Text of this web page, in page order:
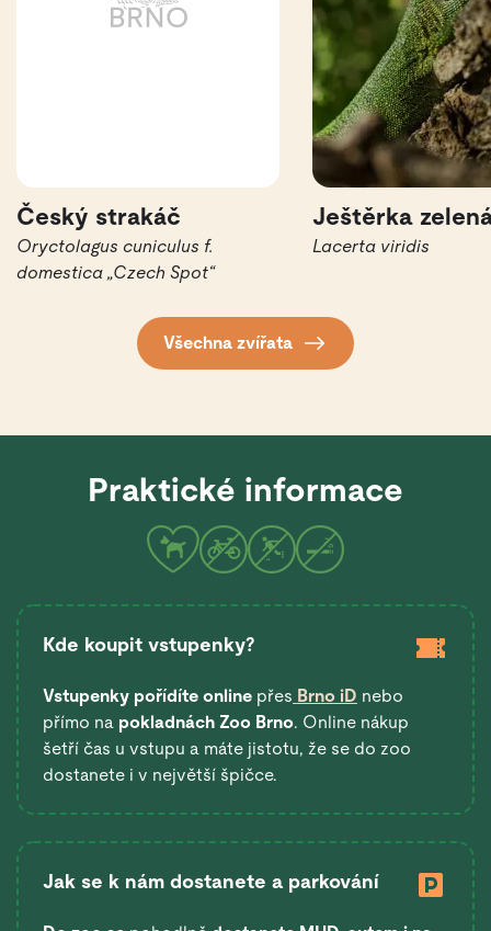
Český strakáč
Oryctolagus cuniculus f.
domestica „Czech Spot“
Ještěrka
Lacerta viridis
Všechna zvířata
Praktické informace
Kde koupit vstupenky?
Vstupenky pořídíte online přes Brno iD nebo
přímo na pokladnách Zoo Brno. Online nákup
šetří čas u vstupu a máte jistotu, že se do zoo
dostanete i v největší špičce.
Jak se k nám dostanete a parkování